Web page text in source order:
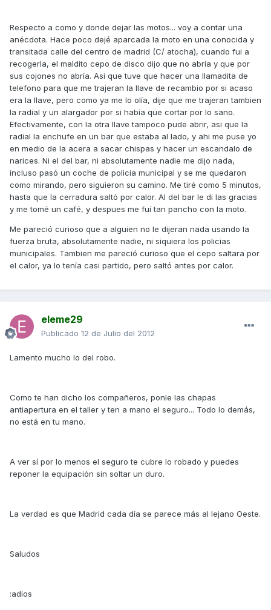
Respecto a como y donde dejar las motos... voy a contar una
anécdota. Hace poco dejé aparcada la moto en una conocida y
transitada calle del centro de madrid (C/ atocha), cuando fui a
recogerla, el maldito cepo de disco dijo que no abría y que por
sus cojones no abría. Asi que tuve que hacer una llamadita de
telefono para que me trajeran la llave de recambio por si acaso
era la llave, pero como ya me lo olía, dije que me trajeran tambien
la radial y un alargador por si había que cortar por lo sano.
Efectivamente, con la otra llave tampoco pude abrir, asi que la
radial la enchufe en un bar que estaba al lado, y ahi me puse yo
en medio de la acera a sacar chispas y hacer un escandalo de
narices. Ni el del bar, ni absolutamente nadie me dijo nada,
incluso pasó un coche de policia municipal y se me quedaron
como mirando, pero siguieron su camino. Me tiré como 5 minutos,
hasta que la cerradura saltó por calor. Al del bar le di las gracias
y me tomé un café, y despues me fuí tan pancho con la moto.
Me pareció curioso que a alguien no le dijeran nada usando la
fuerza bruta, absolutamente nadie, ni siquiera los policias
municipales. Tambien me pareció curioso que el cepo saltara por
el calor, ya lo tenía casi partido, pero saltó antes por calor.
eleme29
Publicado 12 de Julio del 2012
Lamento mucho lo del robo.
Como te han dicho los compañeros, ponle las chapas
antiapertura en el taller y ten a mano el seguro... Todo lo demás,
no está en tu mano.
A ver sí por lo menos el seguro te cubre lo robado y puedes
reponer la equipación sin soltar un duro.
La verdad es que Madrid cada día se parece más al lejano Oeste.
Saludos
:adios